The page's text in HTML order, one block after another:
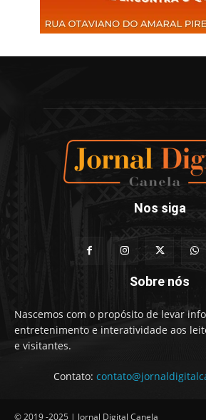
Nos siga
Sobre nós
Nascemos com o propósito de levar
entretenimento e interatividade aos
e visitantes.
Contato:
© 2019 -2025 | Jornal Digital Canela